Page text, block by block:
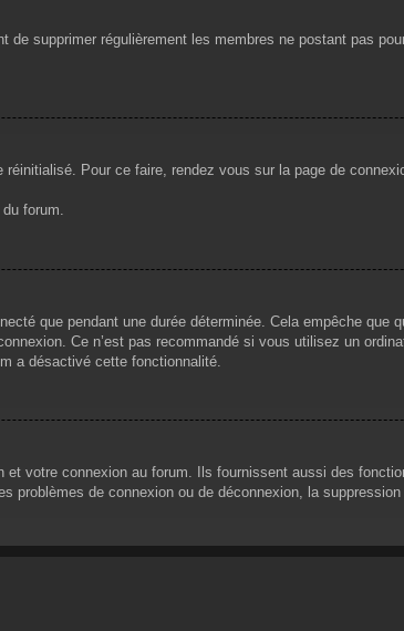
supprimer régulièrement les membres ne postant pas
Pour ce faire, rendez vous sur la page de
forum.
que pendant une durée déterminée. Cela empêche que
Ce n’est pas recommandé si vous utilisez un
a désactivé cette fonctionnalité.
votre connexion au forum. Ils fournissent aussi des
de connexion ou de déconnexion, la